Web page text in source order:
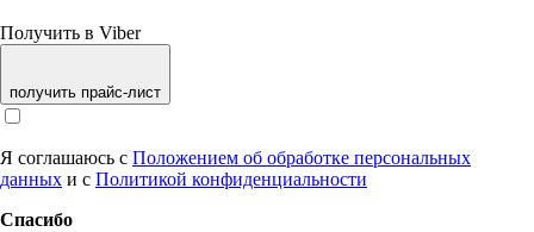
Получить в Viber
получить прайс-лист
Я соглашаюсь с Положением об обработке персональных
данных и с Политикой конфиденциальности
Спасибо